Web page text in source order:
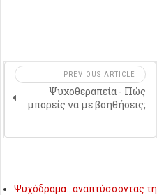
PREVIOUS ARTICLE
Ψυχοθεραπεία - Πώς
μπορείς να με βοηθήσεις;
Ψυχόδραμα…αναπτύσσοντας